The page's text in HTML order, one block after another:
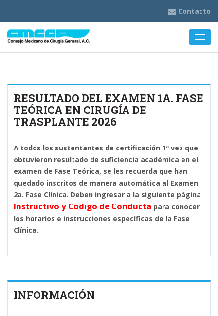
Contacto
RESULTADO DEL EXAMEN 1A. FASE
TEÓRICA EN CIRUGÍA DE
TRASPLANTE 2026
A todos los sustentantes de certificación 1ª vez que
obtuvieron resultado de suficiencia académica en el
examen de Fase Teórica, se les recuerda que han
quedado inscritos de manera automática al Examen
2a. Fase Clínica. Deben ingresar a la siguiente página
Instructivo y Código de Conducta para conocer
los horarios e instrucciones específicas de la Fase
Clínica.
INFORMACIÓN